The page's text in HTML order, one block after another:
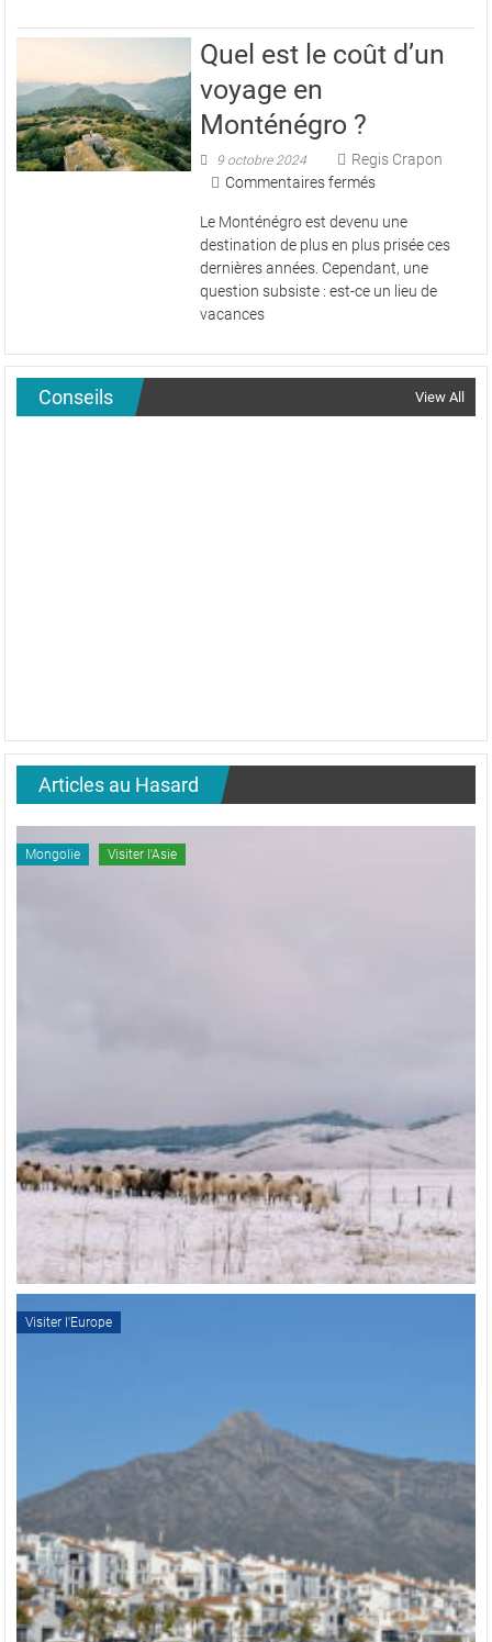
Quel est le coût d’un
voyage en
Monténégro ?
9 octobre 2024
Regis Crapon
Commentaires ferméssur
est
le
coût
d’un
Monténégro
Le Monténégro est devenu une
destination de plus en plus prisée ces
dernières années. Cependant, une
question subsiste : est-ce un lieu de
vacances
Conseils View All
Articles au Hasard
Mongolie Visiter l'Asie
Visiter l'Europe